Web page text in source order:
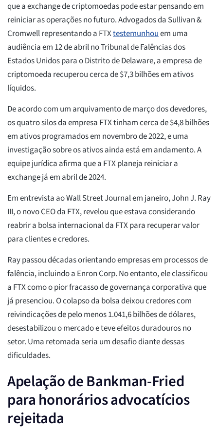
que a exchange de criptomoedas pode estar pensando em
reiniciar as operações no futuro. Advogados da Sullivan &
Cromwell representando a FTXtestemunhouem uma
audiência em 12 de abril no Tribunal de Falências dos
Estados Unidos para o Distrito de Delaware, a empresa de
criptomoeda recuperou cerca de $7,3 bilhões em ativos
líquidos.
De acordo com um arquivamento de março dos devedores,
os quatro silos da empresa FTX tinham cerca de $4,8 bilhões
em ativos programados em novembro de 2022, e uma
investigação sobre os ativos ainda está em andamento. A
equipe jurídica afirma que a FTX planeja reiniciar a
exchange já em abril de 2024.
Em entrevista ao Wall Street Journal em janeiro, John J. Ray
III, o novo CEO da FTX, revelou que estava considerando
reabrir a bolsa internacional da FTX para recuperar valor
para clientes e credores.
Ray passou décadas orientando empresas em processos de
falência, incluindo a Enron Corp. No entanto, ele classificou
a FTX como o pior fracasso de governança corporativa que
já presenciou. O colapso da bolsa deixou credores com
reivindicações de pelo menos 1.041,6 bilhões de dólares,
desestabilizou o mercado e teve efeitos duradouros no
setor. Uma retomada seria um desafio diante dessas
dificuldades.
Apelação de Bankman-Fried
para honorários advocatícios
rejeitada